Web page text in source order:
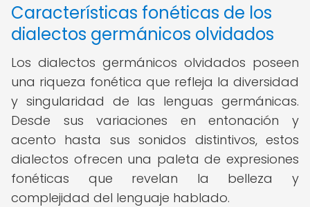
Características fonéticas de los
dialectos germánicos olvidados
Los dialectos germánicos olvidados poseen
una riqueza fonética que refleja la diversidad
y singularidad de las lenguas germánicas.
Desde sus variaciones en entonación y
acento hasta sus sonidos distintivos, estos
dialectos ofrecen una paleta de expresiones
fonéticas que revelan la belleza y
complejidad del lenguaje hablado.